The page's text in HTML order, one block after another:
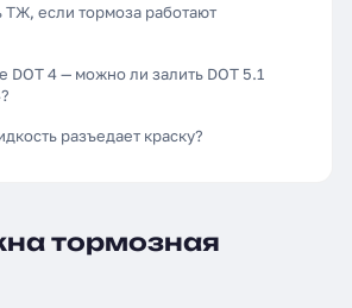
ТЖ, если тормоза работают
DOT 4 — можно ли залить DOT 5.1
разъедает краску?
тормозная